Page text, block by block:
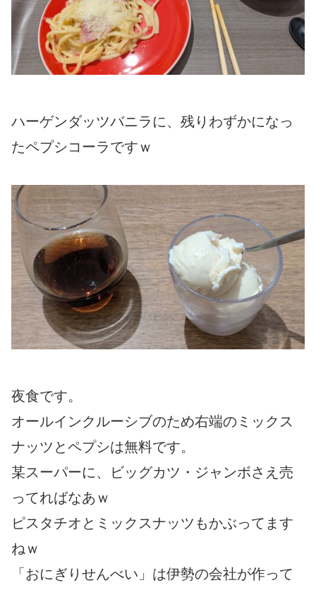
ハーゲンダッツバニラに、残りわずかになっ
たペプシコーラですｗ
夜食です。
オールインクルーシブのため右端のミックス
ナッツとペプシは無料です。
某スーパーに、ビッグカツ・ジャンボさえ売
ってればなあｗ
ピスタチオとミックスナッツもかぶってます
ねｗ
「おにぎりせんべい」は伊勢の会社が作って